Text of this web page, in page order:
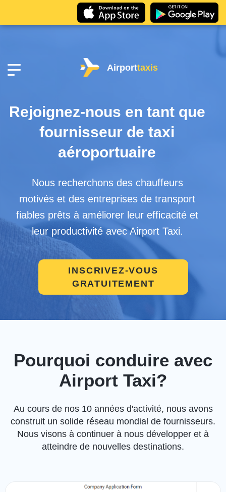
Airporttaxis
Rejoignez-nous en tant que
fournisseur de taxi
aéroportuaire
Nous recherchons des chauffeurs
motivés et des entreprises de transport
fiables prêts à améliorer leur efficacité et
leur productivité avec Airport Taxi.
INSCRIVEZ-VOUS
GRATUITEMENT
Pourquoi conduire avec
Airport Taxi?
Au cours de nos 10 années d'activité, nous avons
construit un solide réseau mondial de fournisseurs.
Nous visons à continuer à nous développer et à
atteindre de nouvelles destinations.